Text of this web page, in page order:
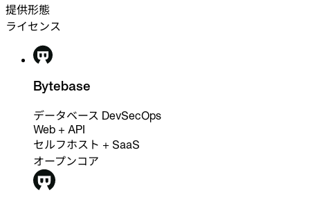
Liquibase
DataGrip
提供形態
ライセンス
Bytebase
データベース DevSecOps
Web + API
セルフホスト + SaaS
オープンコア